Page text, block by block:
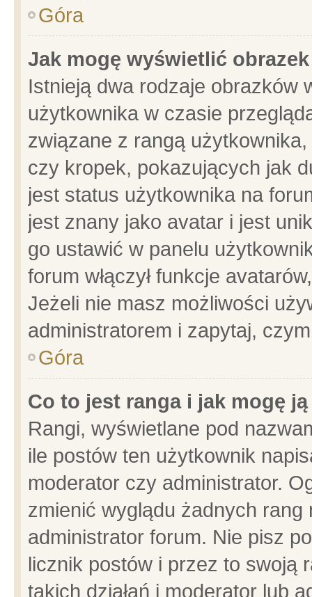
Góra
Jak mogę wyświetlić
Istnieją dwa rodzaje obrazków
użytkownika w czasie
związane z rangą
czy kropek, pokazujących jak
jest status użytkownika na
jest znany jako avatar i jest
go ustawić w panelu
forum włączył funkcje
Jeżeli nie masz możliwości
administratorem i zapytaj,
Góra
Co to jest ranga i jak mogę
Rangi, wyświetlane pod
ile postów ten użytkownik
moderator czy administrator.
zmienić wyglądu żadnych
administrator forum. Nie pisz
licznik postów i przez to swoją
takich działań i moderator lub